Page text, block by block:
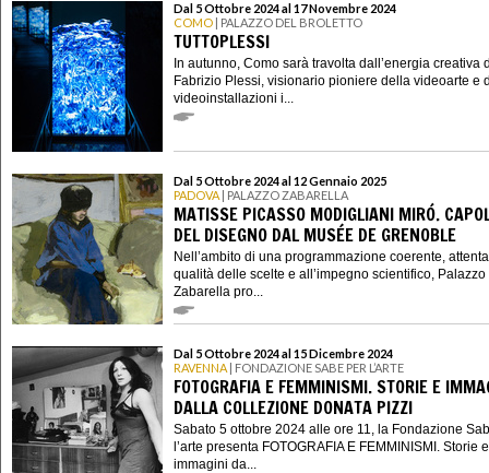
Dal 5 Ottobre 2024 al 17 Novembre 2024
COMO | PALAZZO DEL BROLETTO
TUTTOPLESSI
In autunno, Como sarà travolta dall’energia creativa
Fabrizio Plessi, visionario pioniere della videoarte e
videoinstallazioni i...
Dal 5 Ottobre 2024 al 12 Gennaio 2025
PADOVA | PALAZZO ZABARELLA
MATISSE PICASSO MODIGLIANI MIRÓ.
DEL DISEGNO DAL MUSÉE DE GRENOBLE
Nell’ambito di una programmazione coerente,
qualità delle scelte e all’impegno scientifico, Palazzo
Zabarella pro...
Dal 5 Ottobre 2024 al 15 Dicembre 2024
RAVENNA | FONDAZIONE SABE PER L’ARTE
FOTOGRAFIA E FEMMINISMI. STORIE E
DALLA COLLEZIONE DONATA PIZZI
Sabato 5 ottobre 2024 alle ore 11, la Fondazione
l’arte presenta FOTOGRAFIA E FEMMINISMI. Storie e
immagini da...